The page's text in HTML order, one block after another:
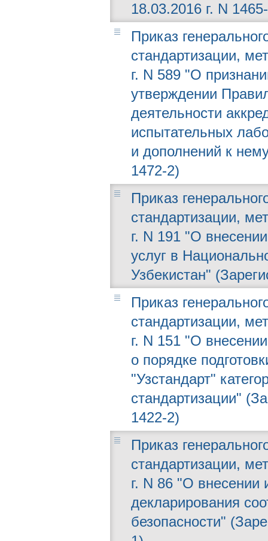
18.03.2016 г. N
Приказ
стандартизации,
г. N 589 "О
утверждении
деятельности
испытательных
и дополнений к
1472-2)
Приказ
стандартизации,
г. N 191 "О
услуг в
Узбекистан"
Приказ
стандартизации,
г. N 151 "О
о порядке
"Узстандарт"
стандартизации"
1422-2)
Приказ
стандартизации,
г. N 86 "О внесении
декларирования
безопасности"